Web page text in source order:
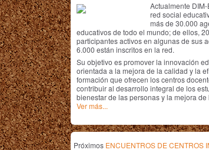
Actualmente
red social
más de 30.000
educativos de todo el mundo; de ellos,
participantes activos en algunas de sus
6.000 están inscritos en la red.
Su objetivo es promover la innovación
orientada a la mejora de la calidad y la
formación que ofrecen los centros
contribuir al desarrollo integral de los
bienestar de las personas y la mejora de
Ver más...
Próximos ENCUENTROS DE CENTROS